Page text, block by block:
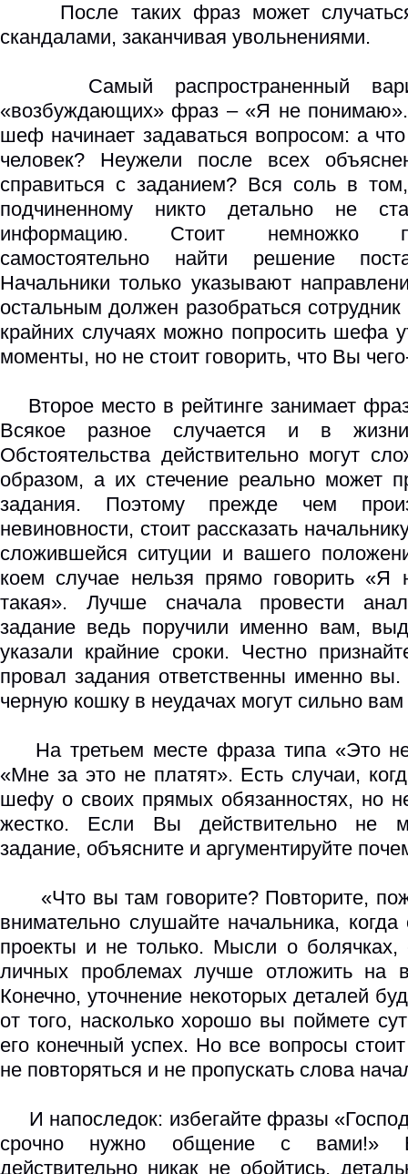
После таких фраз может случаться
скандалами, заканчивая увольнениями.
Самый распространенный
«возбуждающих» фраз – «Я не
шеф начинает задаваться вопросом: а
человек? Неужели после всех
справиться с заданием? Вся соль в
подчиненному никто детально не
информацию. Стоит немножко
самостоятельно найти решение
Начальники только указывают
остальным должен разобраться
крайних случаях можно попросить шефа
моменты, но не стоит говорить, что Вы
Второе место в рейтинге занимает
Всякое разное случается и в
Обстоятельства действительно могут
образом, а их стечение реально может
задания. Поэтому прежде чем
невиновности, стоит рассказать
сложившейся ситуции и вашего
коем случае нельзя прямо говорить «Я
такая». Лучше сначала провести
задание ведь поручили именно вам,
указали крайние сроки. Честно
провал задания ответственны именно
черную кошку в неудачах могут сильно
На третьем месте фраза типа «Это
«Мне за это не платят». Есть случаи,
шефу о своих прямых обязанностях, но
жестко. Если Вы действительно не
задание, объясните и аргументируйте
«Что вы там говорите? Повторите,
внимательно слушайте начальника,
проекты и не только. Мысли о
личных проблемах лучше отложить на
Конечно, уточнение некоторых деталей
от того, насколько хорошо вы поймете
его конечный успех. Но все вопросы
не повторяться и не пропускать слова
И напоследок: избегайте фразы
срочно нужно общение с вами!»
действительно никак не обойтись,